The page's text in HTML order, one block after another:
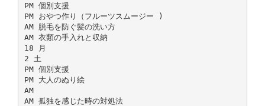
PM 個別支援
PM おやつ作り（フルーツスムージー )
AM 脱毛を防ぐ髪の洗い方
AM 衣類の手入れと収納
18 月
2 土
PM 個別支援
PM 大人のぬり絵
AM
AM 孤独を感じた時の対処法